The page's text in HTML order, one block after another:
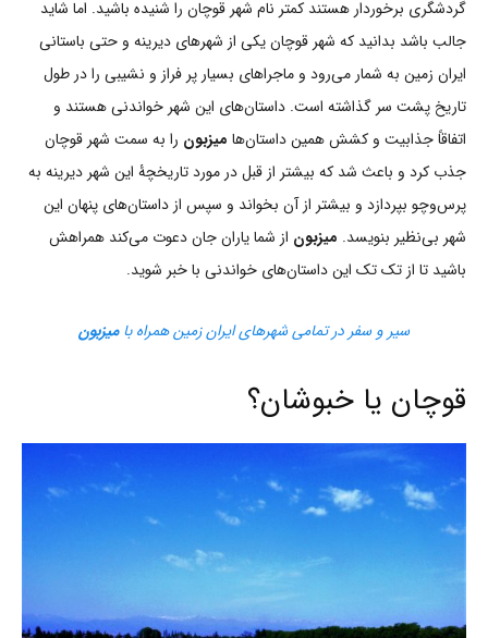
گردشگری برخوردار هستند کمتر نام شهر قوچان را شنیده باشید. اما شاید
جالب باشد بدانید که شهر قوچان یکی از شهرهای دیرینه و حتی باستانی
ایران زمین به شمار می‌رود و ماجراهای بسیار پر فراز و نشیبی را در طول
تاریخ پشت سر گذاشته است. داستان‌های این شهر خواندنی هستند و
اتفاقاً جذابیت و کشش همین داستان‌ها میزبون را به سمت شهر قوچان
جذب کرد و باعث شد که بیشتر از قبل در مورد تاریخچۀ این شهر دیرینه به
پرس‌وچو بپردازد و بیشتر از آن بخواند و سپس از داستان‌های پنهان این
شهر بی‌نظیر بنویسد. میزبون از شما یاران جان دعوت می‌کند همراهش
باشید تا از تک تک این داستان‌های خواندنی با خبر شوید.
سیر و سفر در تمامی شهرهای ایران زمین همراه بامیزبون
قوچان یا خبوشان؟